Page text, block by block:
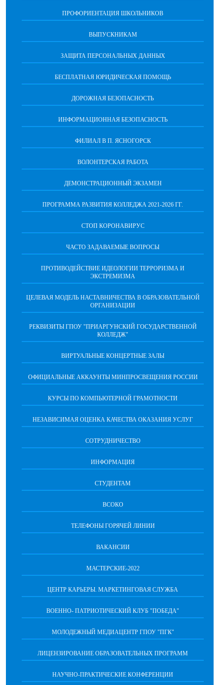
ПРОФОРИЕНТАЦИЯ ШКОЛЬНИКОВ
ВЫПУСКНИКАМ
ЗАЩИТА ПЕРСОНАЛЬНЫХ ДАННЫХ
БЕСПЛАТНАЯ ЮРИДИЧЕСКАЯ ПОМОЩЬ
ДОРОЖНАЯ БЕЗОПАСНОСТЬ
ИНФОРМАЦИОННАЯ БЕЗОПАСНОСТЬ
ФИЛИАЛ В П. ЯСНОГОРСК
ВОЛОНТЕРСКАЯ РАБОТА
ДЕМОНСТРАЦИОННЫЙ ЭКЗАМЕН
ПРОГРАММА РАЗВИТИЯ КОЛЛЕДЖА 2021-2026 ГГ.
СТОП КОРОНАВИРУС
ЧАСТО ЗАДАВАЕМЫЕ ВОПРОСЫ
ПРОТИВОДЕЙСТВИЕ ИДЕОЛОГИИ ТЕРРОРИЗМА И
ЭКСТРЕМИЗМА
ЦЕЛЕВАЯ МОДЕЛЬ НАСТАВНИЧЕСТВА В ОБРАЗОВАТЕЛЬНОЙ
ОРГАНИЗАЦИИ
РЕКВИЗИТЫ ГПОУ "ПРИАРГУНСКИЙ ГОСУДАРСТВЕННОЙ
КОЛЛЕДЖ"
ВИРТУАЛЬНЫЕ КОНЦЕРТНЫЕ ЗАЛЫ
ОФИЦИАЛЬНЫЕ АККАУНТЫ МИНПРОСВЕЩЕНИЯ РОССИИ
КУРСЫ ПО КОМПЬЮТЕРНОЙ ГРАМОТНОСТИ
НЕЗАВИСИМАЯ ОЦЕНКА КАЧЕСТВА ОКАЗАНИЯ УСЛУГ
СОТРУДНИЧЕСТВО
ИНФОРМАЦИЯ
СТУДЕНТАМ
ВСОКО
ТЕЛЕФОНЫ ГОРЯЧЕЙ ЛИНИИ
ВАКАНСИИ
МАСТЕРСКИЕ-2022
ЦЕНТР КАРЬЕРЫ. МАРКЕТИНГОВАЯ СЛУЖБА
ВОЕННО- ПАТРИОТИЧЕСКИЙ КЛУБ "ПОБЕДА"
МОЛОДЕЖНЫЙ МЕДИАЦЕНТР ГПОУ "ПГК"
ЛИЦЕНЗИРОВАНИЕ ОБРАЗОВАТЕЛЬНЫХ ПРОГРАММ
НАУЧНО-ПРАКТИЧЕСКИЕ КОНФЕРЕНЦИИ